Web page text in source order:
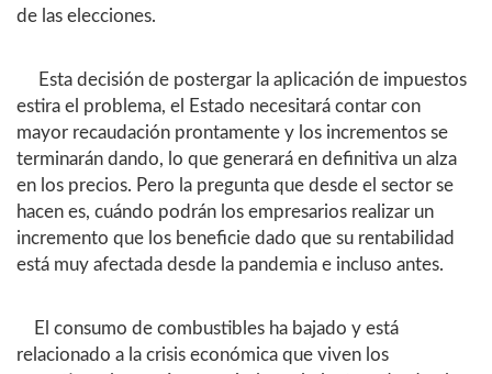
de las elecciones.
Esta decisión de postergar la aplicación de impuestos
estira el problema, el Estado necesitará contar con
mayor recaudación prontamente y los incrementos se
terminarán dando, lo que generará en definitiva un alza
en los precios. Pero la pregunta que desde el sector se
hacen es, cuándo podrán los empresarios realizar un
incremento que los beneficie dado que su rentabilidad
está muy afectada desde la pandemia e incluso antes.
El consumo de combustibles ha bajado y está
relacionado a la crisis económica que viven los